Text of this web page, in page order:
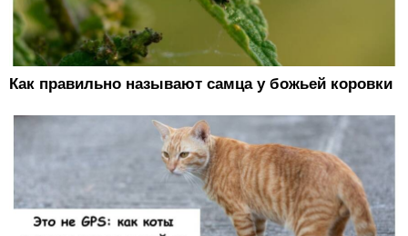
Как правильно называют самца у божьей коровки